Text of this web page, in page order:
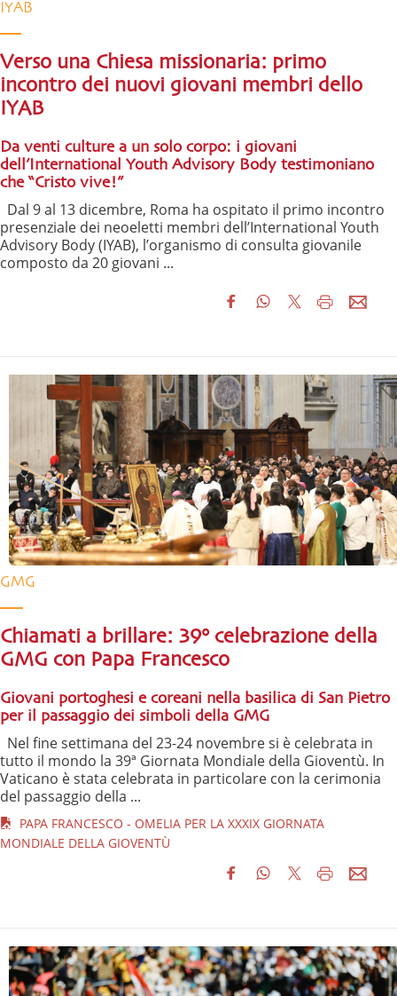
IYAB
Verso una Chiesa missionaria: primo
incontro dei nuovi giovani membri dello
IYAB
Da venti culture a un solo corpo: i giovani
dell’International Youth Advisory Body testimoniano
che “Cristo vive!”
Dal 9 al 13 dicembre, Roma ha ospitato il primo incontro
presenziale dei neoeletti membri dell’International Youth
Advisory Body (IYAB), l’organismo di consulta giovanile
composto da 20 giovani ...
GMG
Chiamati a brillare: 39° celebrazione della
GMG con Papa Francesco
Giovani portoghesi e coreani nella basilica di San Pietro
per il passaggio dei simboli della GMG
Nel fine settimana del 23-24 novembre si è celebrata in
tutto il mondo la 39ª Giornata Mondiale della Gioventù. In
Vaticano è stata celebrata in particolare con la cerimonia
del passaggio della ...
PAPA FRANCESCO - OMELIA PER LA XXXIX GIORNATA
MONDIALE DELLA GIOVENTÙ